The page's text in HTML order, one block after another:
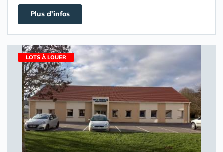
Plus d'infos
LOTS À LOUER